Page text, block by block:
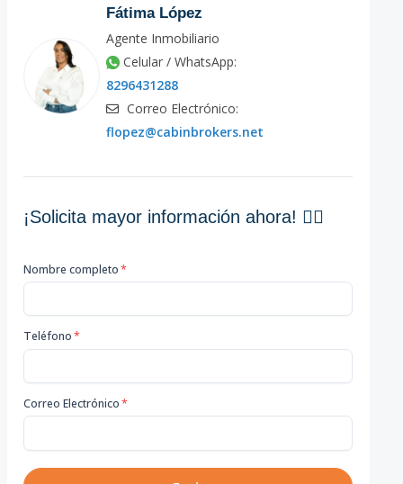
Fátima López
Agente Inmobiliario
Celular / WhatsApp:
8296431288
Correo Electrónico:
flopez@cabinbrokers.net
¡Solicita mayor información ahora! 👇🏽
Nombre completo*
Teléfono*
Correo Electrónico*